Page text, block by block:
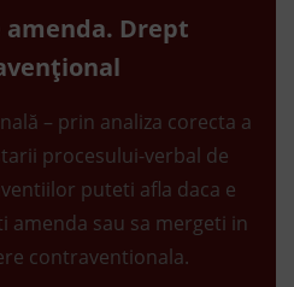
Drept
– prin analiza corecta a
procesului-verbal de
puteti afla daca e
amenda sau sa mergeti in
contraventionala.